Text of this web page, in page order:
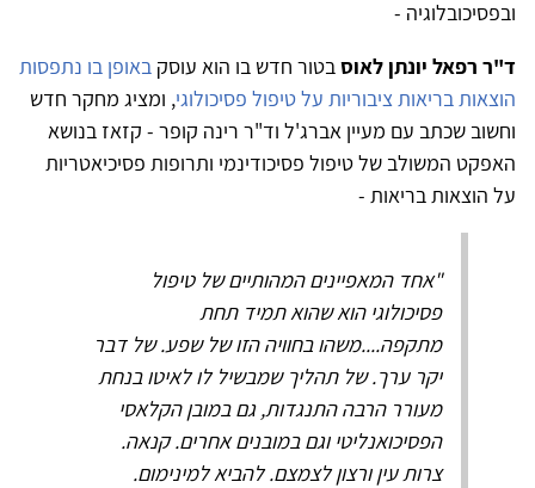
ובפסיכובלוגיה -
ד"ר רפאל יונתן לאוסבטור חדש בו הוא עוסק באופן בו נתפסות
הוצאות בריאות ציבוריות על טיפול פסיכולוגי, ומציג מחקר חדש
וחשוב שכתב עם מעיין אברג'ל וד"ר רינה קופר - קזאז בנושא
האפקט המשולב של טיפול פסיכודינמי ותרופות פסיכיאטריות
על הוצאות בריאות -
"אחד המאפיינים המהותיים של טיפול
פסיכולוגי הוא שהוא תמיד תחת
מתקפה....משהו בחוויה הזו של שפע. של דבר
יקר ערך. של תהליך שמבשיל לו לאיטו בנחת
מעורר הרבה התנגדות, גם במובן הקלאסי
הפסיכואנליטי וגם במובנים אחרים. קנאה.
צרות עין ורצון לצמצם. להביא למינימום.